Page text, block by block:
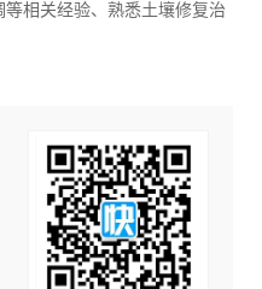
相关经验、熟悉土壤修复治